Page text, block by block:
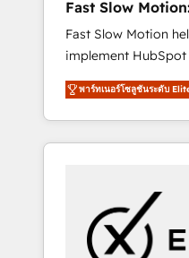
reporting - Workflow automation and data
clean-up - Sales enablement and team
training - Ongoing optimisation and RevOps
support Based in Leeds and London, we
partner with SMEs
ready to turn
engine it’s meant to
Fast Slow
& Salesforce
Fast Slow Motion
implement
one — with the
complexity
HubSpot and
experience in CRM
growing mid-market
organizations, our
technical execution
พาร์ทเนอร์โซลูชันระดับ